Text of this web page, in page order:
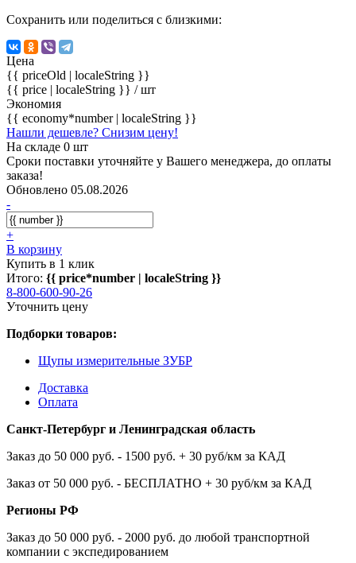
Сохранить или поделиться с близкими:
Цена
{{ priceOld | localeString }}
{{ price | localeString }} / шт
Экономия
{{ economy*number | localeString }}
Нашли дешевле? Снизим цену!
На складе 0 шт
Сроки поставки уточняйте у Вашего менеджера, до оплаты
заказа!
Обновлено 05.08.2026
-
+
В корзину
Купить в 1 клик
Итого: {{ price*number | localeString }}
8-800-600-90-26
Уточнить цену
Подборки товаров:
Щупы измерительные ЗУБР
Доставка
Оплата
Санкт-Петербург и Ленинградская область
Заказ до 50 000 руб. - 1500 руб. + 30 руб/км за КАД
Заказ от 50 000 руб. - БЕСПЛАТНО + 30 руб/км за КАД
Регионы РФ
Заказ до 50 000 руб. - 2000 руб. до любой транспортной
компании с экспедированием